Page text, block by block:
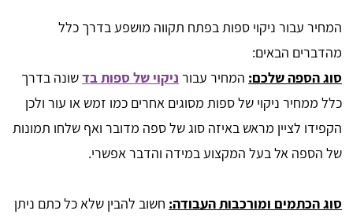
המחיר עבור ניקוי ספות בפתח תקווה מושפע בדרך כלל
מהדברים הבאים:
סוג הספה שלכם: המחיר עבור ניקוי של ספות בדשונה בדרך
כלל ממחיר ניקוי של ספות מסוגים אחרים כמו זמש או עור ולכן
הקפידו לציין מראש באיזה סוג של ספה מדובר ואף שלחו תמונות
של הספה אל בעל המקצוע במידה והדבר אפשרי.
סוג הכתמים ומורכבות העבודה: חשוב להבין שלא כל כתם ניתן